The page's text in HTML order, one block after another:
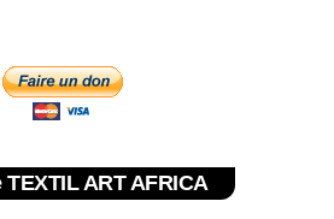
ART AFRICA